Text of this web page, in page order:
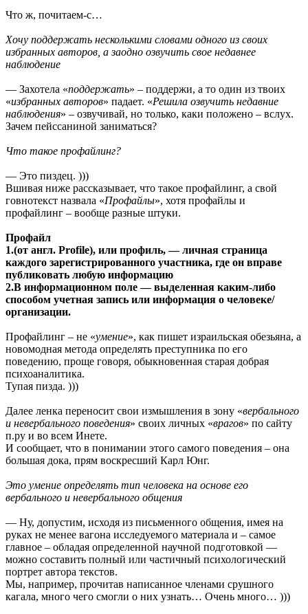
Что ж, почитаем-с…
Хочу поддержать несколькими словами одного из своих
избранных авторов, а заодно озвучить свое недавнее
наблюдение
— Захотела «поддержать» – поддержи, а то один из твоих
«избранных авторов» падает. «Решила озвучить недавние
наблюдения» – озвучивай, но только, каки положено – вслух.
Зачем пейссаниной заниматься?
Что такое профайлинг?
— Это пиздец. )))
Вшивая ниже рассказывает, что такое профайлинг, а свой
говнотекст назвала «Профайлы», хотя профайлы и
профайлинг – вообще разные штуки.
Профайл
1.(от англ. Profile), или профиль, — личная страница
каждого зарегистрированного участника, где он вправе
публиковать любую информацию
2.В информационном поле — выделенная каким-либо
способом учетная запись или информация о человеке/
организации.
Профайлинг – не «умение», как пишет израильская обезьяна, а
новомодная метода определять преступника по его
поведению, проще говоря, обыкновенная старая добрая
психоаналитика.
Тупая пизда. )))
Далее ленка переносит свои измышления в зону «вербального
и невербального поведения» своих личных «врагов» по сайту
п.ру и во всем Инете.
И сообщает, что в понимании этого самого поведения – она
большая дока, прям воскресший Карл Юнг.
Это умение определять тип человека на основе его
вербального и невербального общения
— Ну, допустим, исходя из письменного общения, имея на
руках не менее вагона исследуемого материала и – самое
главное – обладая определенной научной подготовкой —
можно составить полный или частичный психологический
портрет автора текстов.
Мы, например, прочитав написанное членами срушного
кагала, много чего смогли о них узнать… Очень много… )))